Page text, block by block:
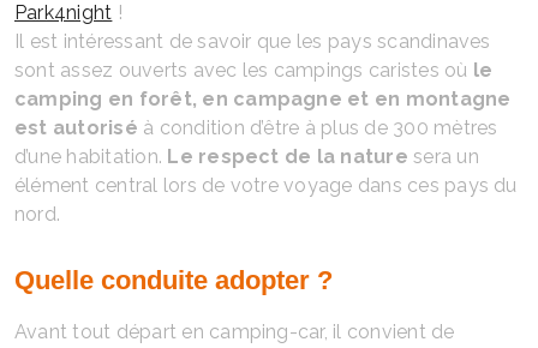
Park4night !
Il est intéressant de savoir que les pays scandinaves
sont assez ouverts avec les campings caristes où le
camping en forêt, en campagne et en montagne
est autorisé à condition d’être à plus de 300 mètres
d’une habitation. Le respect de la nature sera un
élément central lors de votre voyage dans ces pays du
nord.
Quelle conduite adopter ?
Avant tout départ en camping-car, il convient de